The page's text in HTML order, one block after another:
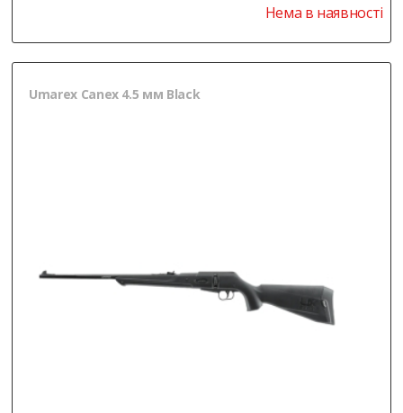
Нема в наявності
Umarex Canex 4.5 мм Black